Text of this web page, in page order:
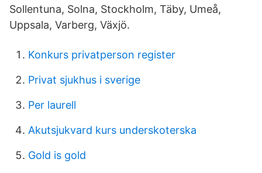
Sollentuna, Solna, Stockholm, Täby, Umeå,
Uppsala, Varberg, Växjö.
Konkurs privatperson register
Privat sjukhus i sverige
Per laurell
Akutsjukvard kurs underskoterska
Gold is gold